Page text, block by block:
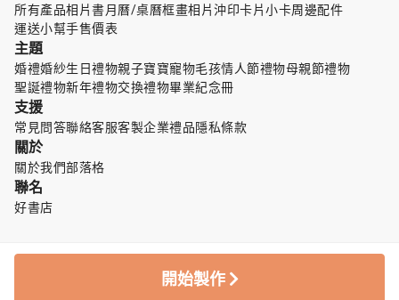
開始製作
所有產品相片書月曆/桌曆框畫相片沖印卡片小卡周邊配件
運送小幫手售價表
主題
婚禮婚紗生日禮物親子寶寶寵物毛孩情人節禮物母親節禮物
聖誕禮物新年禮物交換禮物畢業紀念冊
支援
常見問答聯絡客服客製企業禮品隱私條款
關於
關於我們部落格
聯名
好書店